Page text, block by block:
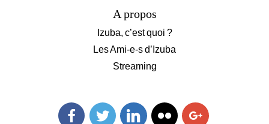
A propos
Izuba, c’est quoi ?
Les Ami-e-s d’Izuba
Streaming